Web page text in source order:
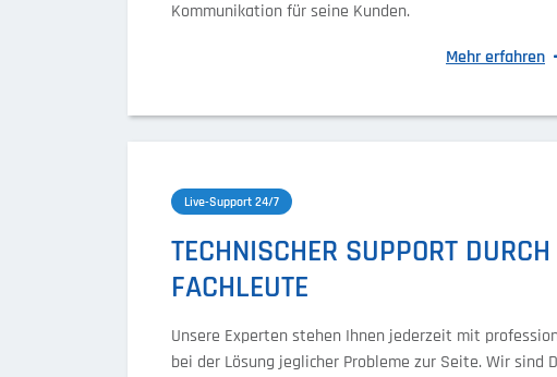
Kommunikation für seine Kunden.
Mehr erfahren
Live-Support 24/7
TECHNISCHER SUPPORT DURCH
FACHLEUTE
Unsere Experten stehen Ihnen jederzeit mit
bei der Lösung jeglicher Probleme zur Seite. Wir sind